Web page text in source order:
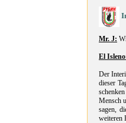
Mr. J:
El
Der
dieser
Mensch
sagen,
weiteren